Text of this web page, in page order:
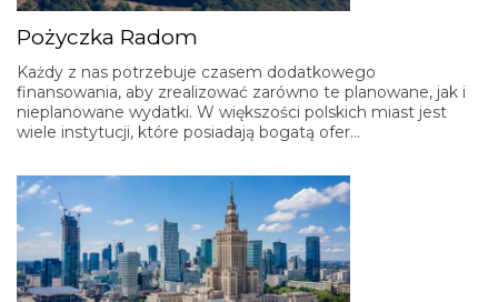
Pożyczka Radom
Każdy z nas potrzebuje czasem dodatkowego
finansowania, aby zrealizować zarówno te planowane, jak i
nieplanowane wydatki. W większości polskich miast jest
wiele instytucji, które posiadają bogatą ofer…